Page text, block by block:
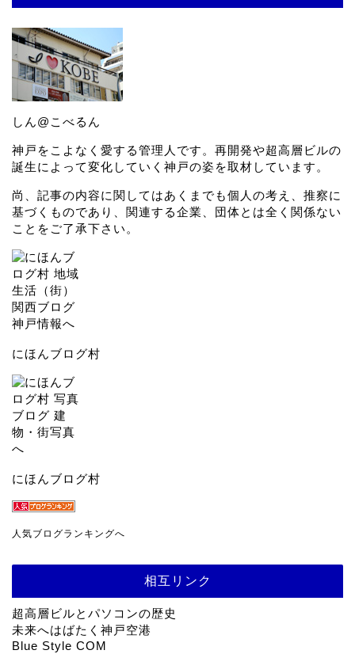
しん@こべるん
神戸をこよなく愛する管理人です。再開発や超高層ビルの
誕生によって変化していく神戸の姿を取材しています。
尚、記事の内容に関してはあくまでも個人の考え、推察に
基づくものであり、関連する企業、団体とは全く関係ない
ことをご了承下さい。
にほんブログ村
にほんブログ村
人気ブログランキングへ
相互リンク
超高層ビルとパソコンの歴史
未来へはばたく神戸空港
Blue Style COM